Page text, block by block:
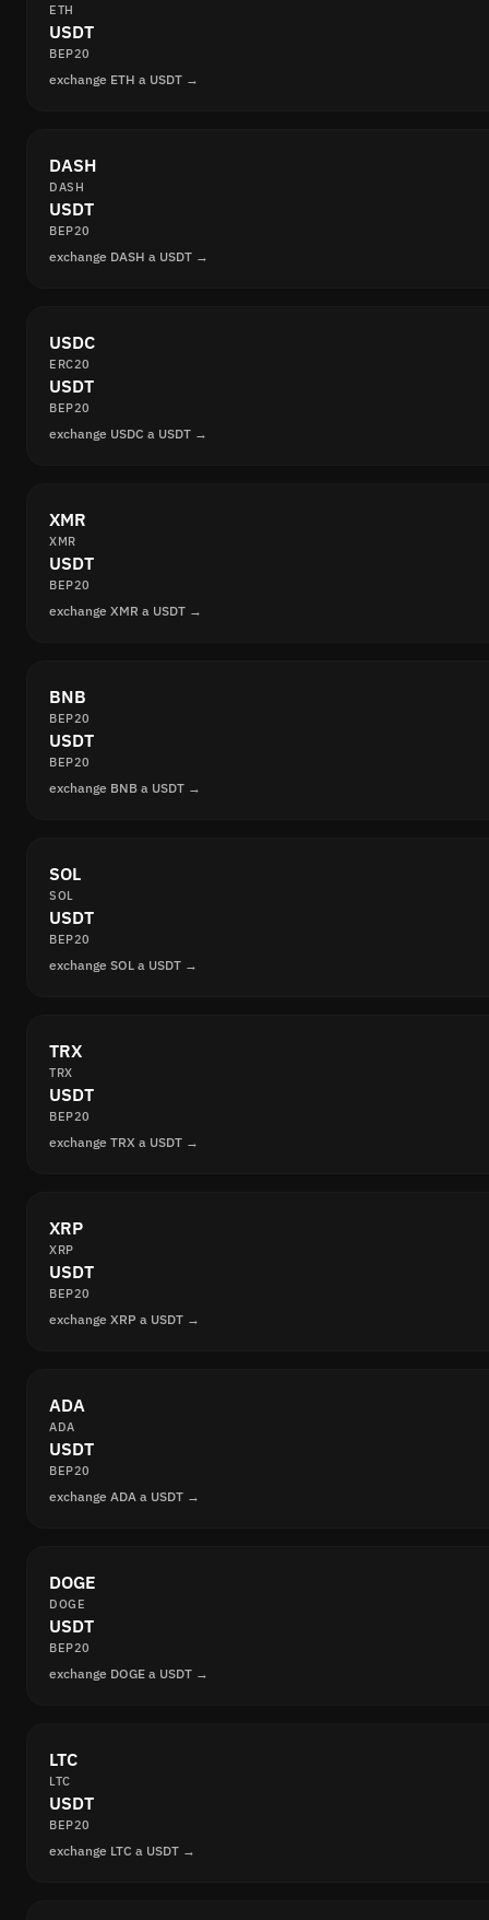
ETH
USDT
BEP20
exchange ETH a USDT →
DASH
DASH
USDT
BEP20
exchange DASH a USDT →
USDC
ERC20
USDT
BEP20
exchange USDC a USDT →
XMR
XMR
USDT
BEP20
exchange XMR a USDT →
BNB
BEP20
USDT
BEP20
exchange BNB a USDT →
SOL
SOL
USDT
BEP20
exchange SOL a USDT →
TRX
TRX
USDT
BEP20
exchange TRX a USDT →
XRP
XRP
USDT
BEP20
exchange XRP a USDT →
ADA
ADA
USDT
BEP20
exchange ADA a USDT →
DOGE
DOGE
USDT
BEP20
exchange DOGE a USDT →
LTC
LTC
USDT
BEP20
exchange LTC a USDT →